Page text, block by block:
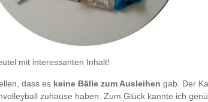
mit interessanten Inhalt!
dass es keine Bälle zum Ausleihen gab. Der
zuhause haben. Zum Glück kannte ich